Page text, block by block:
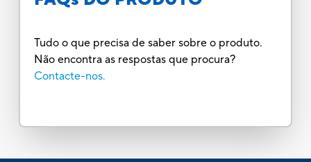
Tudo o que precisa de saber sobre o produto.
Não encontra as respostas que procura?
Contacte-nos.